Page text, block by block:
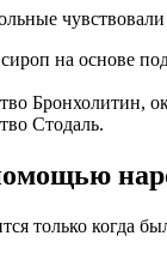
на основе
Бронхолитин,
Стодаль.
только когда